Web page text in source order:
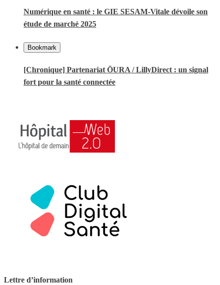
Numérique en santé : le GIE SESAM-Vitale dévoile son
étude de marché 2025
Bookmark
[Chronique] Partenariat ŌURA / LillyDirect : un signal
fort pour la santé connectée
Lettre d’information